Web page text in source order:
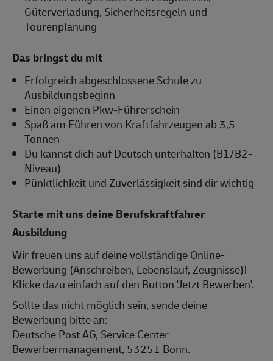
Güterverladung, Sicherheitsregeln und
Tourenplanung
Das bringst du mit
Erfolgreich abgeschlossene Schule zu
Ausbildungsbeginn
Einen eigenen Pkw-Führerschein
Spaß am Führen von Kraftfahrzeugen ab 3,5
Tonnen
Du kannst dich auf Deutsch unterhalten (B1/B2-
Niveau)
Pünktlichkeit und Zuverlässigkeit sind dir wichtig
Starte mit uns deine Berufskraftfahrer
Ausbildung
Wir freuen uns auf deine vollständige Online-
Bewerbung (Anschreiben, Lebenslauf, Zeugnisse)!
Klicke dazu einfach auf den Button 'Jetzt Bewerben'.
Sollte das nicht möglich sein, sende deine
Bewerbung bitte an:
Deutsche Post AG, Service Center
Bewerbermanagement, 53251 Bonn.